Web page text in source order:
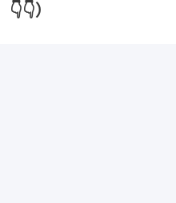
👇👇）